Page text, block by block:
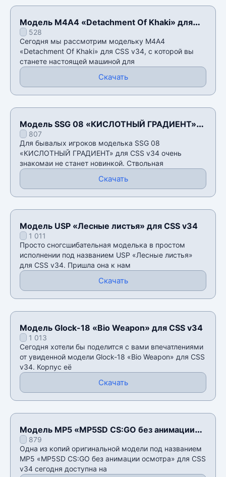
Модель М4А4 «Detachment Of Khaki» для
CSS v34
528
Сегодня мы рассмотрим модельку М4А4
«Detachment Of Khaki» для CSS v34, с которой вы
станете настоящей машиной для
Скачать
Модель SSG 08 «КИСЛОТНЫЙ ГРАДИЕНТ»
для CSS v34
807
Для бывалых игроков моделька SSG 08
«КИСЛОТНЫЙ ГРАДИЕНТ» для CSS v34 очень
знакомаи не станет новинкой. Ствольная
Скачать
Модель USP «Лесные листья» для CSS v34
1 011
Просто сногсшибательная моделька в простом
исполнении под названием USP «Лесные листья»
для CSS v34. Пришла она к нам
Скачать
Модель Glock-18 «Bio Weapon» для CSS v34
1 013
Сегодня хотели бы поделится с вами впечатлениями
от увиденной модели Glock-18 «Bio Weapon» для CSS
v34. Корпус её
Скачать
Модель MP5 «MP5SD CS:GO без анимации
осмотра» для CSS v34
879
Одна из копий оригинальной модели под названием
MP5 «MP5SD CS:GO без анимации осмотра» для CSS
v34 сегодня доступна на